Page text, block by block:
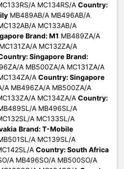
A MC134RS/A Country:
MB489AB/A MB496AB/A
A MC133AB/A
Brand: M1 MB489ZA/A
A MC132ZA/A
Singapore Brand:
A MB500ZA/A MC131ZA/A
A Country: Singapore
A MB496ZA/A MB500ZA/A
A MC134ZA/A Country:
A MB496SL/A
A MC133SL/A
Brand: T-Mobile
A MC139SL/A
A Country: South Africa
A MB496SO/A MB500SO/A